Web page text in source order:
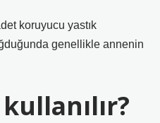
koruyucu yastık
genellikle annenin